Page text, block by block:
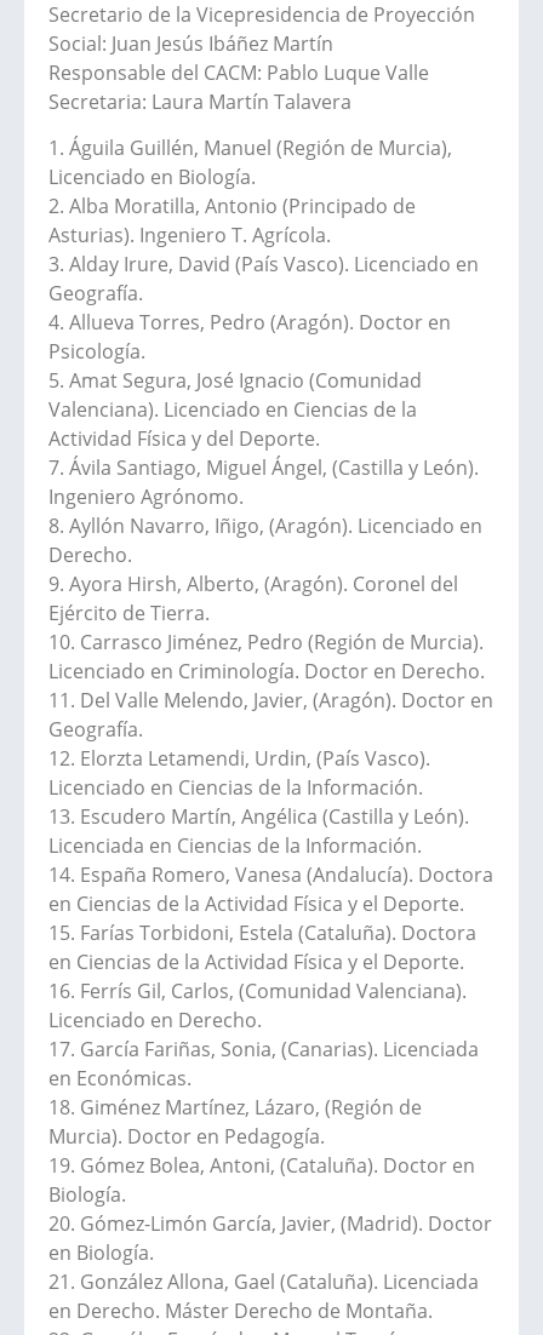
Secretario de la Vicepresidencia de Proyección
Social: Juan Jesús Ibáñez Martín
Responsable del CACM: Pablo Luque Valle
Secretaria: Laura Martín Talavera
1. Águila Guillén, Manuel (Región de Murcia),
Licenciado en Biología.
2. Alba Moratilla, Antonio (Principado de
Asturias). Ingeniero T. Agrícola.
3. Alday Irure, David (País Vasco). Licenciado en
Geografía.
4. Allueva Torres, Pedro (Aragón). Doctor en
Psicología.
5. Amat Segura, José Ignacio (Comunidad
Valenciana). Licenciado en Ciencias de la
Actividad Física y del Deporte.
7. Ávila Santiago, Miguel Ángel, (Castilla y León).
Ingeniero Agrónomo.
8. Ayllón Navarro, Iñigo, (Aragón). Licenciado en
Derecho.
9. Ayora Hirsh, Alberto, (Aragón). Coronel del
Ejército de Tierra.
10. Carrasco Jiménez, Pedro (Región de Murcia).
Licenciado en Criminología. Doctor en Derecho.
11. Del Valle Melendo, Javier, (Aragón). Doctor en
Geografía.
12. Elorzta Letamendi, Urdin, (País Vasco).
Licenciado en Ciencias de la Información.
13. Escudero Martín, Angélica (Castilla y León).
Licenciada en Ciencias de la Información.
14. España Romero, Vanesa (Andalucía). Doctora
en Ciencias de la Actividad Física y el Deporte.
15. Farías Torbidoni, Estela (Cataluña). Doctora
en Ciencias de la Actividad Física y el Deporte.
16. Ferrís Gil, Carlos, (Comunidad Valenciana).
Licenciado en Derecho.
17. García Fariñas, Sonia, (Canarias). Licenciada
en Económicas.
18. Giménez Martínez, Lázaro, (Región de
Murcia). Doctor en Pedagogía.
19. Gómez Bolea, Antoni, (Cataluña). Doctor en
Biología.
20. Gómez-Limón García, Javier, (Madrid). Doctor
en Biología.
21. González Allona, Gael (Cataluña). Licenciada
en Derecho. Máster Derecho de Montaña.